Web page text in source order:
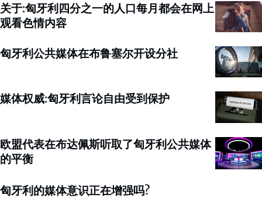
关于:匈牙利四分之一的人口每月都会在网上
观看色情内容
匈牙利公共媒体在布鲁塞尔开设分社
媒体权威:匈牙利言论自由受到保护
欧盟代表在布达佩斯听取了匈牙利公共媒体
的平衡
匈牙利的媒体意识正在增强吗?